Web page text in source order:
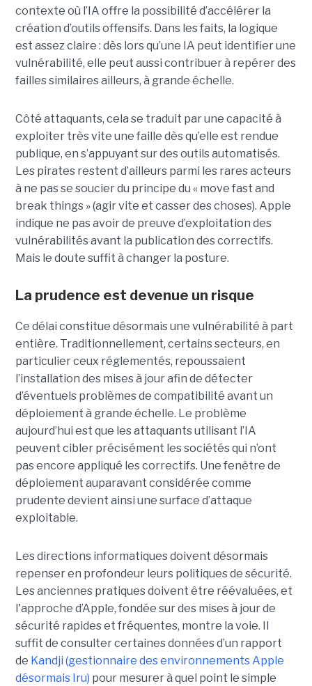
contexte où l’IA offre la possibilité d’accélérer la
création d’outils offensifs. Dans les faits, la logique
est assez claire : dès lors qu’une IA peut identifier une
vulnérabilité, elle peut aussi contribuer à repérer des
failles similaires ailleurs, à grande échelle.
Côté attaquants, cela se traduit par une capacité à
exploiter très vite une faille dès qu’elle est rendue
publique, en s’appuyant sur des outils automatisés.
Les pirates restent d’ailleurs parmi les rares acteurs
à ne pas se soucier du principe du « move fast and
break things » (agir vite et casser des choses). Apple
indique ne pas avoir de preuve d’exploitation des
vulnérabilités avant la publication des correctifs.
Mais le doute suffit à changer la posture.
La prudence est devenue un risque
Ce délai constitue désormais une vulnérabilité à part
entière. Traditionnellement, certains secteurs, en
particulier ceux réglementés, repoussaient
l’installation des mises à jour afin de détecter
d’éventuels problèmes de compatibilité avant un
déploiement à grande échelle. Le problème
aujourd’hui est que les attaquants utilisant l’IA
peuvent cibler précisément les sociétés qui n’ont
pas encore appliqué les correctifs. Une fenêtre de
déploiement auparavant considérée comme
prudente devient ainsi une surface d’attaque
exploitable.
Les directions informatiques doivent désormais
repenser en profondeur leurs politiques de sécurité.
Les anciennes pratiques doivent être réévaluées, et
l'approche d’Apple, fondée sur des mises à jour de
sécurité rapides et fréquentes, montre la voie. Il
suffit de consulter certaines données d’un rapport
de Kandji (gestionnaire des environnements Apple
désormais Iru) pour mesurer à quel point le simple